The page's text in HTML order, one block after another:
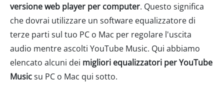
versione web player per computer. Questo significa
che dovrai utilizzare un software equalizzatore di
terze parti sul tuo PC o Mac per regolare l'uscita
audio mentre ascolti YouTube Music. Qui abbiamo
elencato alcuni dei migliori equalizzatori per YouTube
Musicsu PC o Mac qui sotto.